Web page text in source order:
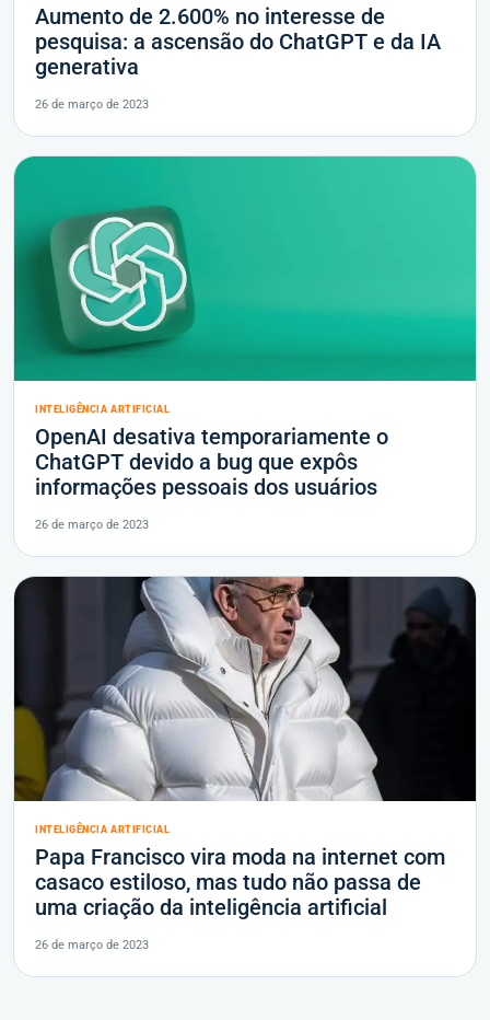
Aumento de 2.600% no interesse de
pesquisa: a ascensão do ChatGPT e da IA
generativa
26 de março de 2023
INTELIGÊNCIA ARTIFICIAL
OpenAI desativa temporariamente o
ChatGPT devido a bug que expôs
informações pessoais dos usuários
26 de março de 2023
INTELIGÊNCIA ARTIFICIAL
Papa Francisco vira moda na internet com
casaco estiloso, mas tudo não passa de
uma criação da inteligência artificial
26 de março de 2023